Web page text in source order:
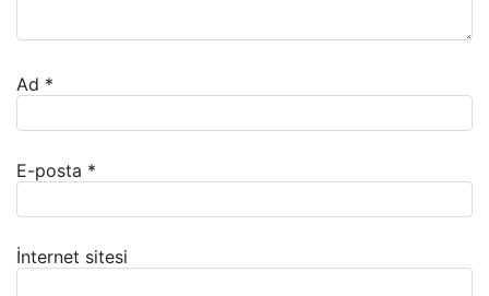
Ad *
E-posta *
İnternet sitesi